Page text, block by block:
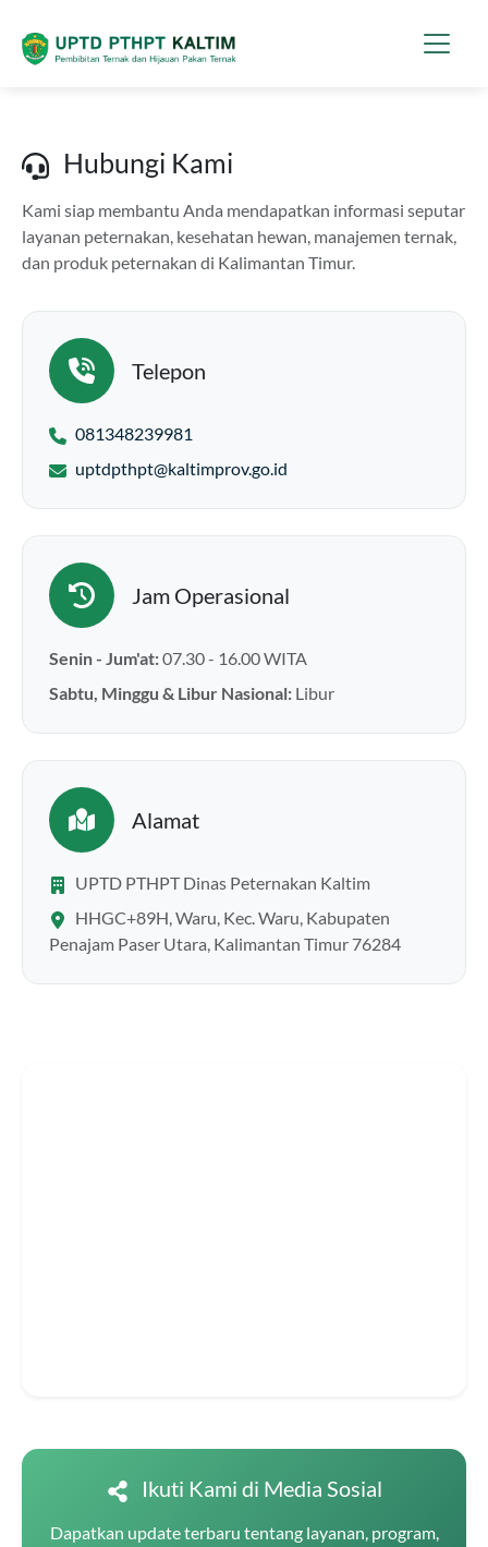
Hubungi Kami
Kami siap membantu Anda mendapatkan informasi seputar
layanan peternakan, kesehatan hewan, manajemen ternak,
dan produk peternakan di Kalimantan Timur.
Telepon
081348239981
uptdpthpt@kaltimprov.go.id
Jam Operasional
Senin - Jum'at:07.30 - 16.00 WITA
Sabtu, Minggu & Libur Nasional: Libur
Alamat
UPTD PTHPT Dinas Peternakan Kaltim
HHGC+89H, Waru, Kec. Waru, Kabupaten
Penajam Paser Utara, Kalimantan Timur 76284
Ikuti Kami di Media Sosial
Dapatkan update terbaru tentang layanan, program,